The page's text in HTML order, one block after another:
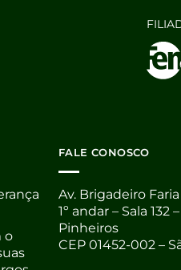
o
FALE CONOSCO
Av. Brigadeiro
1º andar – Sala 132
Pinheiros
CEP 01452-002 –